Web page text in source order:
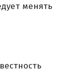
менять